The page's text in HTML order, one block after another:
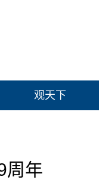
观天下
周年